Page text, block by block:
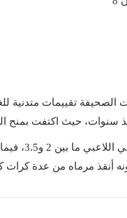
تقييمات متدنية
حيث اكتفت بمنح النجم
وجاء